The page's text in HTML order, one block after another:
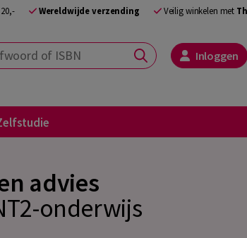
Wereldwijde verzending Veilig winkelen met
of ISBN Inloggen
advies
onderwijs